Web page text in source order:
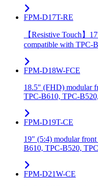
FPM-D17T-RE
【Resistive Touch】
compatible with TPC-
FPM-D18W-FCE
18.5" (FHD) modular
TPC-B610, TPC-
FPM-D19T-CE
19" (5:4) modular
B610, TPC-B520,
FPM-D21W-CE